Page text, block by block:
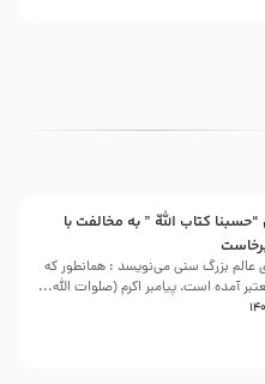
كتاب اللّه ” به مخالفت با
خفاجی مصری عالم بزرگ سنی می‌نویسد : همانطور که
آمده است، پیامبر اکرم (صلوات اللّه...